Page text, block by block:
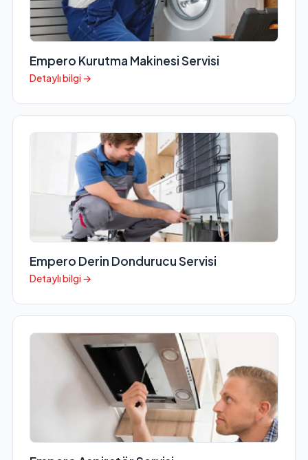
Empero Kurutma Makinesi Servisi
Detaylı bilgi →
Empero Derin Dondurucu Servisi
Detaylı bilgi →